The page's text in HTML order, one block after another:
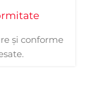
și conforme